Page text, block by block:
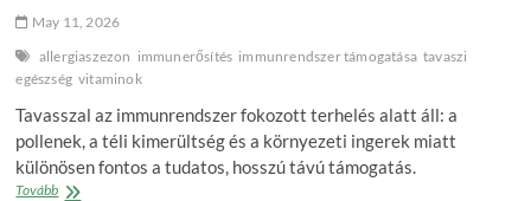
May 11, 2026
allergiaszezon immunerősítés immunrendszer támogatása tavaszi
egészség vitaminok
Tavasszal az immunrendszer fokozott terhelés alatt áll: a
pollenek, a téli kimerültség és a környezeti ingerek miatt
különösen fontos a tudatos, hosszú távú támogatás.
TovábbMiért